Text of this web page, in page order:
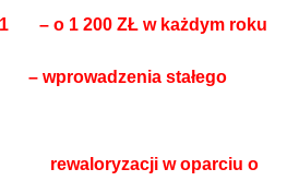
– o 1 200 ZŁ w każdym roku
stałego
w oparciu o